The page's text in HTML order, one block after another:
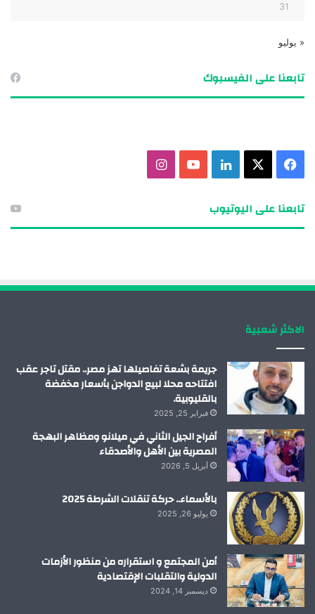
31
« يوليو
تابعنا على الفيسبوك
تابعنا على اليوتيوب
الاكثر شعبية
جريمة بشعة تفاصيلها تهز مصر.. مقتل تاجر عقب
افتتاحه محلا لبيع الدواجن بأسعار مخفضة
بالقليوبية.
فبراير 25, 2025
أفراح الجيل الثاني في ميلانو ومظاهر البهجة
المصرية بين الأهل والأصدقاء
أبريل 5, 2026
بالأسماء.. حركة تنقلات الشرطة 2025
يوليو 26, 2025
أمن المجتمع و استقراره من منظور الأزمات
الدولية والتقلبات الإقتصادية
ديسمبر 14, 2024